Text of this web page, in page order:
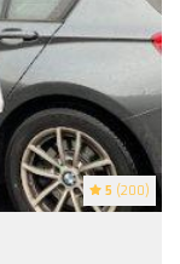
5 (200)